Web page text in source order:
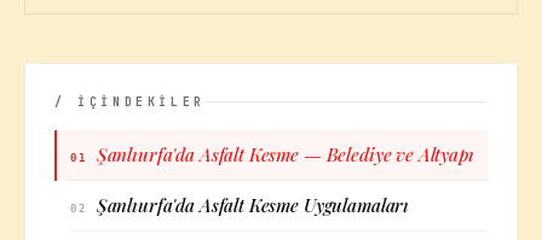
/ İÇİNDEKİLER
01 Şanlıurfa'da Asfalt Kesme — Belediye ve Altyapı
02 Şanlıurfa'da Asfalt Kesme Uygulamaları